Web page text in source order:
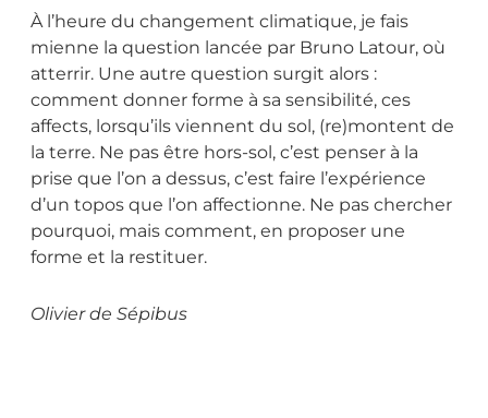
À l’heure du changement climatique, je fais
mienne la question lancée par Bruno Latour, où
atterrir. Une autre question surgit alors :
comment donner forme à sa sensibilité, ces
affects, lorsqu’ils viennent du sol, (re)montent de
la terre. Ne pas être hors-sol, c’est penser à la
prise que l’on a dessus, c’est faire l’expérience
d’un topos que l’on affectionne. Ne pas chercher
pourquoi, mais comment, en proposer une
forme et la restituer.
Olivier de Sépibus